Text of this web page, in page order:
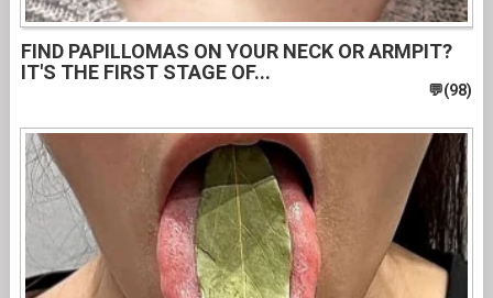
FIND PAPILLOMAS ON YOUR NECK OR ARMPIT?
IT'S THE FIRST STAGE OF...